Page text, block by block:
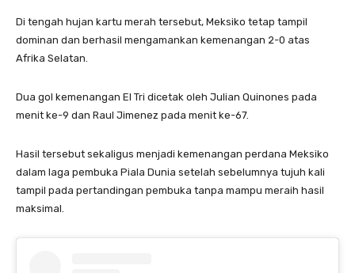
Di tengah hujan kartu merah tersebut, Meksiko tetap tampil
dominan dan berhasil mengamankan kemenangan 2-0 atas
Afrika Selatan.
Dua gol kemenangan El Tri dicetak oleh Julian Quinones pada
menit ke-9 dan Raul Jimenez pada menit ke-67.
Hasil tersebut sekaligus menjadi kemenangan perdana Meksiko
dalam laga pembuka Piala Dunia setelah sebelumnya tujuh kali
tampil pada pertandingan pembuka tanpa mampu meraih hasil
maksimal.